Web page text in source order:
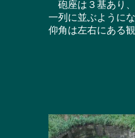
砲座は３基あり、
一列に並ぶように
仰角は左右にある